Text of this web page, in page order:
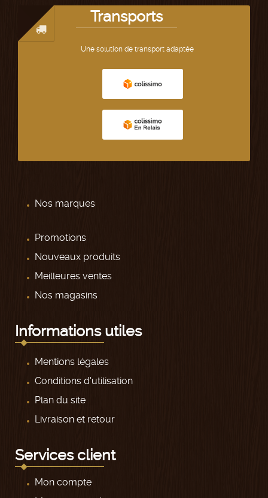
Transports
Une solution de transport adaptée
Nos marques
Promotions
Nouveaux produits
Meilleures ventes
Nos magasins
Informations utiles
Mentions légales
Conditions d'utilisation
Plan du site
Livraison et retour
Services client
Mon compte